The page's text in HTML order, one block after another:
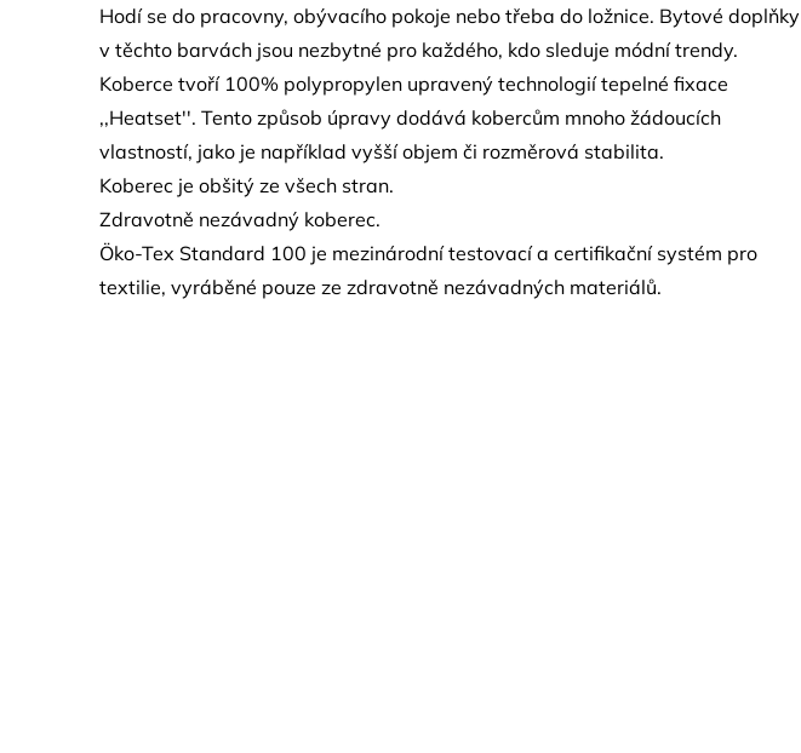
Hodí se do pracovny, obývacího pokoje nebo třeba do ložnice. Bytové doplňky
v těchto barvách jsou nezbytné pro každého, kdo sleduje módní trendy.
Koberce tvoří 100% polypropylen upravený technologií tepelné fixace
,,Heatset''. Tento způsob úpravy dodává kobercům mnoho žádoucích
vlastností, jako je například vyšší objem či rozměrová stabilita.
Koberec je obšitý ze všech stran.
Zdravotně nezávadný koberec.
Öko-Tex Standard 100 je mezinárodní testovací a certifikační systém pro
textilie, vyráběné pouze ze zdravotně nezávadných materiálů.